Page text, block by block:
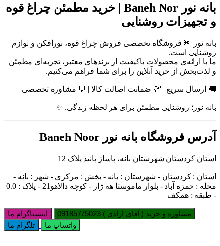
بانه نور Baneh Nor | خرید مطمئن چراغ قوه
و تجهیزات روشنایی
بانه نور 🔦 فروشگاه تخصصی فروش چراغ قوه، نورافکن و لوازم
روشنایی است.
ما با ارائه‌ی محصولات باکیفیت از برندهای معتبر، تجربه‌ای مطمئن
و لذت‌بخش از خرید آنلاین را برای شما فراهم می‌کنیم.
🚚 ارسال سریع | 💯 ضمانت اصالت کالا | 💬 مشاوره تخصصی
بانه نور؛ روشنایی مطمئن برای هر لحظه زندگی. ✨
آدرس فروشگاه بانه نور Baneh Noor
استان کردستان شهرستان بانه، پاساژ پانیذ پلاک 12
استان : کردستان - شهرستان : بانه - بخش : مرکزی - شهر : بانه -
محله : حمزه آباد - بلوار ماموستا هه ژار - کوچه دالاهو21 - پلاک : 0.0
- طبقه : همکف
مشاوره و خرید ( آقای آزادی ) 09185775023
اینستاگرام ما
واتساپ ما
تلگرام ما